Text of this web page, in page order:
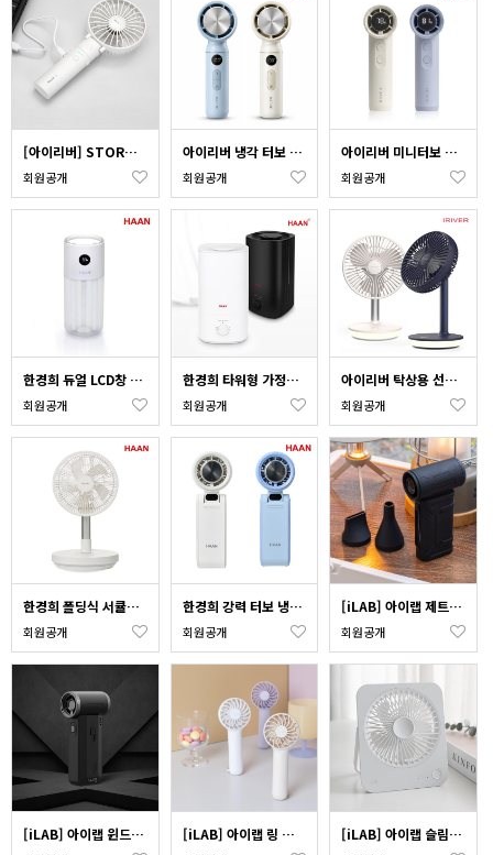
[아이리버] STORM 휴대용 선풍기 BF-A7 시즌2 (화이트)
회원공개
아이리버 냉각 터보 핸디팬 CF-C10_색상 택1
회원공개
아이리버 미니터보 핸디팬 PF-30M_색상 택1
회원공개
한경희 듀얼 LCD창 무선가습기 HD-80U (화이트)
회원공개
한경희 타워형 가정용 가습기 ED-5000C_색상 택1
회원공개
아이리버 탁상용 선풍기 (무회전) TF-4000L_색상 택1
회원공개
한경희 폴딩식 서큘레이터 HC-80F_색상 택1
회원공개
한경희 강력 터보 냉각 핸디팬 HF-T50F_색상 택1
회원공개
[iLAB] 아이랩 제트 에어(에어블로우) iLAB-ZAR
회원공개
[iLAB] 아이랩 윈드스톰 에어건 130,000RPM 새틴블랙 iLAB-WST [iLAB] 아이랩 링 크래들 미니 팬_색상 택1 [iLAB] 아이랩 슬림 스퀘어 팬 iLAB-SS